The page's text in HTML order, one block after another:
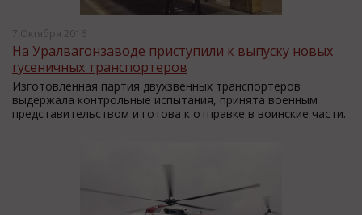
7 Октября 2016
На Уралвагонзаводе приступили к выпуску новых
гусеничных транспортеров
Изготовленная партия двухзвенных транспортеров
выдержала контрольные испытания, принята военным
представительством и готова к отправке в воинские части.